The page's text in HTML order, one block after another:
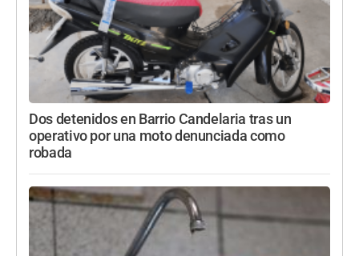
Dos detenidos en Barrio Candelaria tras un
operativo por una moto denunciada como
robada